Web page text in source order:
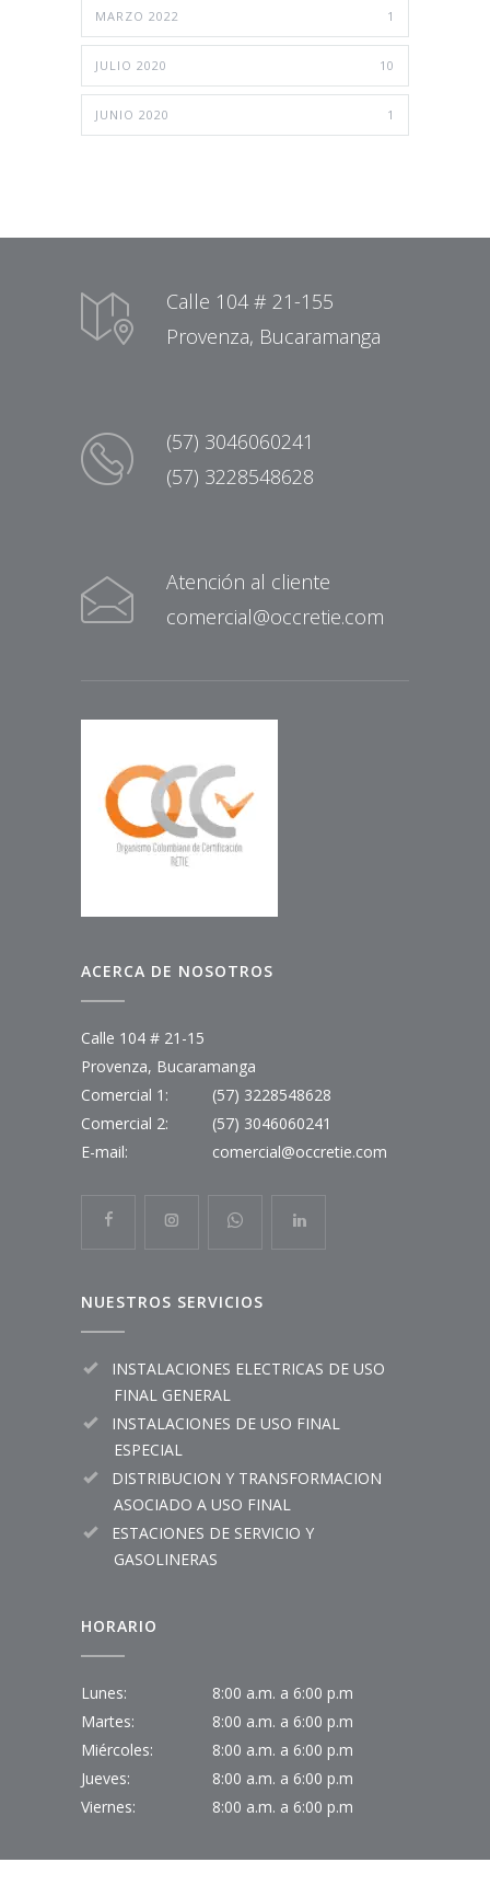
MARZO 2022 1
JULIO 2020 10
JUNIO 2020 1
Calle 104 # 21-155
Provenza, Bucaramanga
(57) 3046060241
(57) 3228548628
Atención al cliente
comercial@occretie.com
ACERCA DE NOSOTROS
Calle 104 # 21-15
Provenza, Bucaramanga
Comercial 1:
(57) 3228548628
Comercial 2:
(57) 3046060241
E-mail:
comercial@occretie.com
NUESTROS SERVICIOS
INSTALACIONES ELECTRICAS DE USO
FINAL GENERAL
INSTALACIONES DE USO FINAL
ESPECIAL
DISTRIBUCION Y TRANSFORMACION
ASOCIADO A USO FINAL
ESTACIONES DE SERVICIO Y
GASOLINERAS
HORARIO
Lunes:
8:00 a.m. a 6:00 p.m
Martes:
8:00 a.m. a 6:00 p.m
Miércoles:
8:00 a.m. a 6:00 p.m
Jueves:
8:00 a.m. a 6:00 p.m
Viernes:
8:00 a.m. a 6:00 p.m